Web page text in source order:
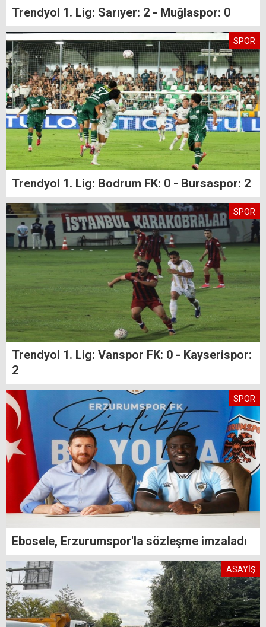
Trendyol 1. Lig: Sarıyer: 2 - Muğlaspor: 0
SPOR
Trendyol 1. Lig: Bodrum FK: 0 - Bursaspor: 2
SPOR
Trendyol 1. Lig: Vanspor FK: 0 - Kayserispor:
2
SPOR
Ebosele, Erzurumspor'la sözleşme imzaladı
ASAYİŞ